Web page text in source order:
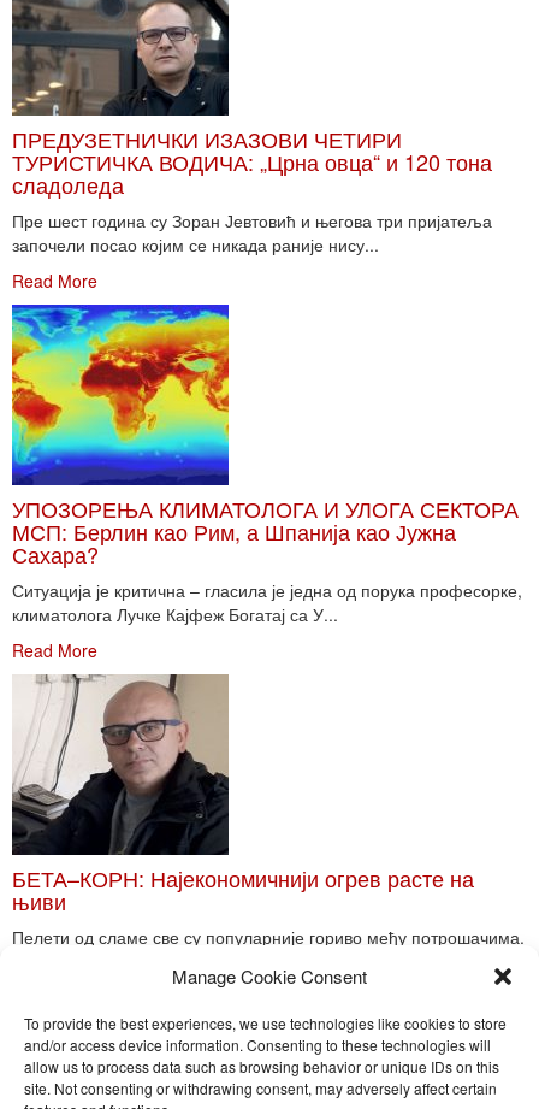
Manage Cookie Consent
To provide the best experiences, we use technologies like cookies to store
and/or access device information. Consenting to these technologies will
allow us to process data such as browsing behavior or unique IDs on this
site. Not consenting or withdrawing consent, may adversely affect certain
ПРЕДУЗЕТНИЧКИ ИЗАЗОВИ ЧЕТИРИ
ТУРИСТИЧКА ВОДИЧА: „Црна овца“ и 120 тона
сладоледа
Пре шест година су Зоран Јевтовић и његова три пријатеља
започели посао којим се никада раније нису...
Read More
УПОЗОРЕЊА КЛИМАТОЛОГА И УЛОГА СЕКТОРА
МСП: Берлин као Рим, а Шпанија као Јужна
Сахара?
Ситуација је критична – гласила је једна од порука професорке,
климатолога Лучке Кајфеж Богатај са У...
Read More
БЕТА–КОРН: Најекономичнији огрев расте на
њиви
Пелети од сламе све су популарније гориво међу потрошачима.
Toggle